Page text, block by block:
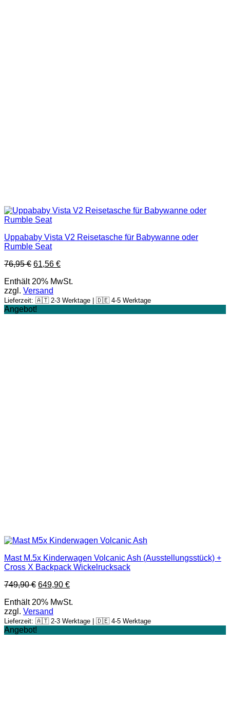
Uppababy Vista V2 Reisetasche für Babywanne oder
Rumble Seat
76,95€ Ursprünglicher
war:
76,95 €
61,56 €Aktueller
ist:
Enthält 20% MwSt.
zzgl. Versand
Lieferzeit: 🇦🇹 2-3 Werktage | 🇩🇪 4-5 Werktage
Angebot!
Mast M.5x Kinderwagen Volcanic Ash (Ausstellungsstück) +
Cross X Backpack Wickelrucksack
749,90€ Ursprünglicher
war:
749,90 €
649,90 €Aktueller
ist:
Enthält 20% MwSt.
zzgl. Versand
Lieferzeit: 🇦🇹 2-3 Werktage | 🇩🇪 4-5 Werktage
Angebot!